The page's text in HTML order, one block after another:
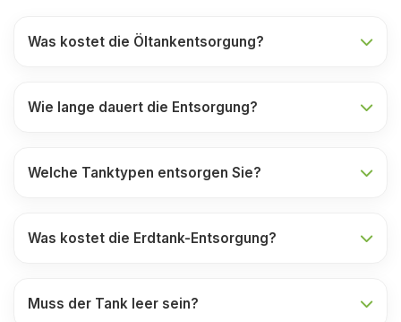
Was kostet die Öltankentsorgung?
Wie lange dauert die Entsorgung?
Welche Tanktypen entsorgen Sie?
Was kostet die Erdtank-Entsorgung?
Muss der Tank leer sein?